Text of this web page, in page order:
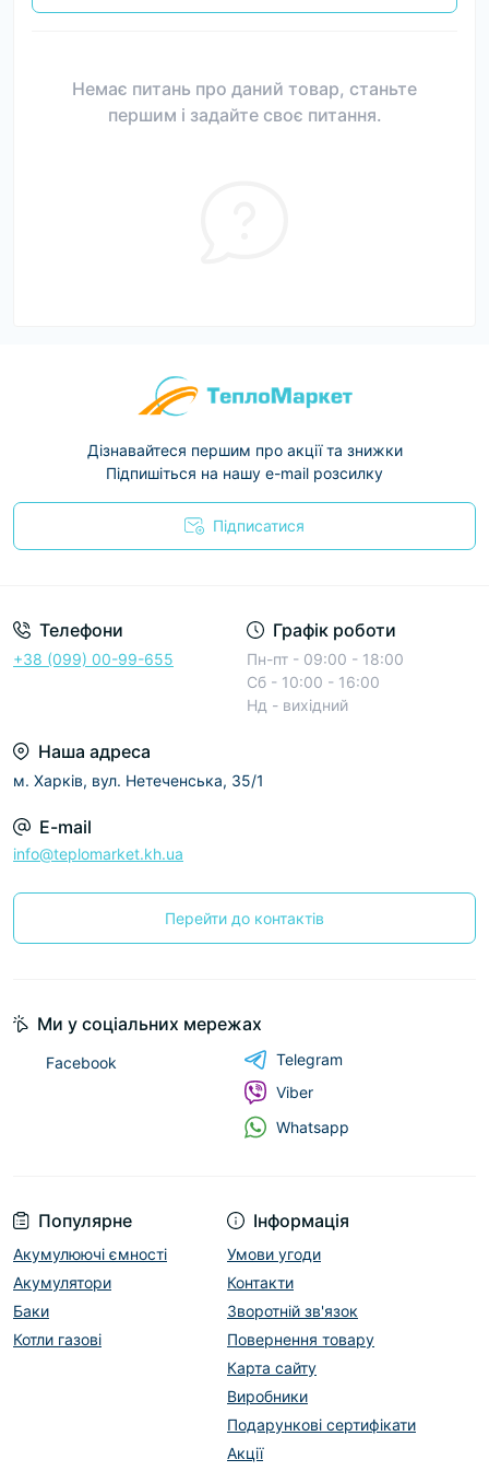
Немає питань про даний товар, станьте
першим і задайте своє питання.
Дізнавайтеся першим про акції та знижки
Підпишіться на нашу e-mail розсилку
Підписатися
Телефони
+38 (099) 00-99-655
Графік роботи
Пн-пт - 09:00 - 18:00
Сб - 10:00 - 16:00
Нд - вихідний
Наша адреса
м. Харків, вул. Нетеченська, 35/1
E-mail
info@teplomarket.kh.ua
Перейти до контактів
Популярне
Акумулюючі ємності
Акумулятори
Баки
Котли газові
Інформація
Умови угоди
Контакти
Зворотній зв'язок
Повернення товару
Карта сайту
Виробники
Подарункові сертифікати
Акції
Ми у соціальних мережах
Facebook
Telegram
Viber
Whatsapp